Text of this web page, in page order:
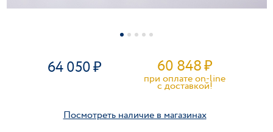
64 050 60 848₽
при оплате on-line
c доставкой!
Посмотреть наличие в магазинах